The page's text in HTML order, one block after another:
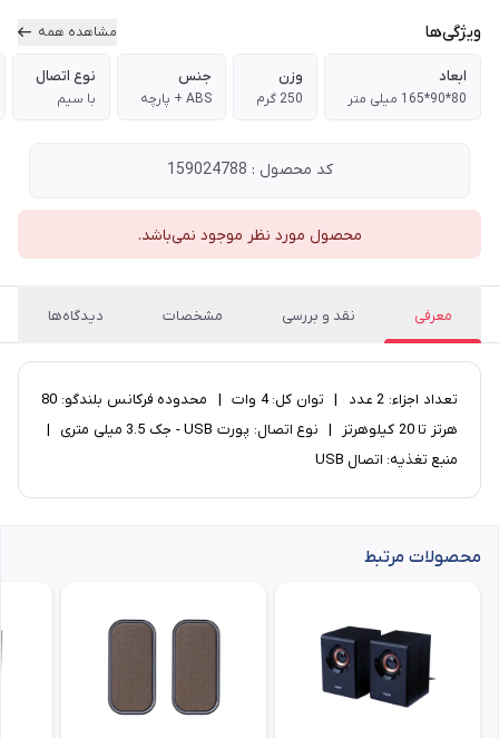
ویژگی‌ها مشاهده همه
ابعاد
80*90*165 میلی متر
وزن
250 گرم
جنس
ABS + پارچه
نوع اتصال
با سیم
کد محصول : 159024788
محصول مورد نظر موجود نمی‌باشد.
معرفی نقد و بررسی مشخصات دیدگاه‌ها
تعداد اجزاء: 2 عدد | توان کل: 4 وات | محدوده فرکانس بلندگو: 80
هرتز تا 20 کیلوهرتز | نوع اتصال: پورت USB - جک 3.5 میلی متری |
منبع تغذیه: اتصال USB
محصولات مرتبط